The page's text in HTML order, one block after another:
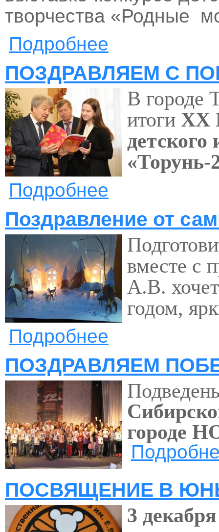
творчества «Родные
Подробнее
ПОЗДРАВЛЯЕМ С
В городе
итоги XX
детского
«Торунь-
Подробнее
Поздравление от
вместе с
А.В.
годом,
Подробнее
ПОЗДРАВЛЯЕМ
городе
ПОСВЯЩЕНИЕ В
3